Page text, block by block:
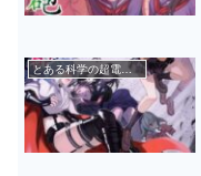
とある科学の超電磁砲